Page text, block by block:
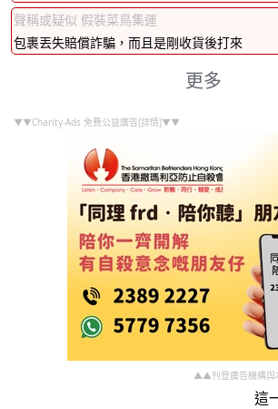
聲稱或疑似 假裝菜鳥集運
包裹丟失賠償詐騙，而且是剛收貨後打來
更多
▼▼Charity-Ads 免費公益廣告[詳情]▼▼
▲▲刊登廣告機構與
這